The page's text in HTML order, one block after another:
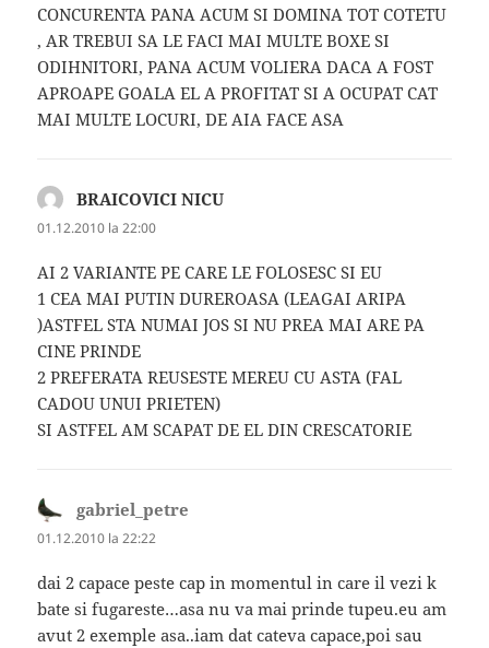
CONCURENTA PANA ACUM SI DOMINA TOT COTETU
, AR TREBUI SA LE FACI MAI MULTE BOXE SI
ODIHNITORI, PANA ACUM VOLIERA DACA A FOST
APROAPE GOALA EL A PROFITAT SI A OCUPAT CAT
MAI MULTE LOCURI, DE AIA FACE ASA
BRAICOVICI NICU
01.12.2010 la 22:00
AI 2 VARIANTE PE CARE LE FOLOSESC SI EU
1 CEA MAI PUTIN DUREROASA (LEAGAI ARIPA
)ASTFEL STA NUMAI JOS SI NU PREA MAI ARE PA
CINE PRINDE
2 PREFERATA REUSESTE MEREU CU ASTA (FAL
CADOU UNUI PRIETEN)
SI ASTFEL AM SCAPAT DE EL DIN CRESCATORIE
gabriel_petre
01.12.2010 la 22:22
dai 2 capace peste cap in momentul in care il vezi k
bate si fugareste…asa nu va mai prinde tupeu.eu am
avut 2 exemple asa..iam dat cateva capace,poi sau